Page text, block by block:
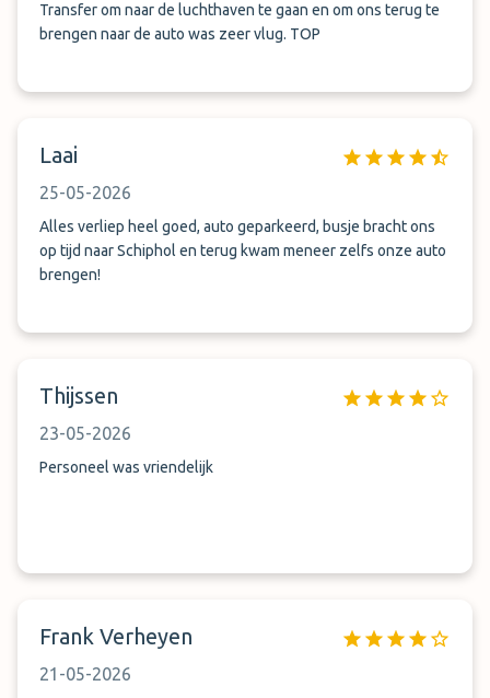
Transfer om naar de luchthaven te gaan en om ons terug te
brengen naar de auto was zeer vlug. TOP
Laai
25-05-2026
Alles verliep heel goed, auto geparkeerd, busje bracht ons
op tijd naar Schiphol en terug kwam meneer zelfs onze auto
brengen!
Thijssen
23-05-2026
Personeel was vriendelijk
Frank Verheyen
21-05-2026